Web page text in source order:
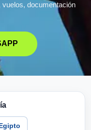
documentación